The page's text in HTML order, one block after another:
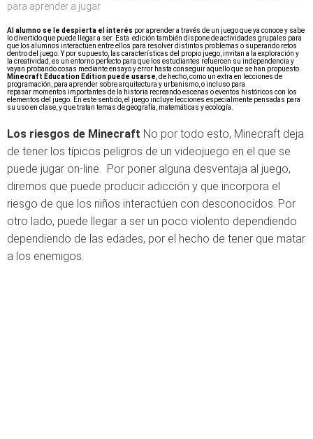
para aprender a jugar
Al alumno se le despierta el interés por aprender a través de un juego que ya conoce y sabe
lo divertido que puede llegar a ser. Esta edición también dispone de actividades grupales para
que los alumnos interactúen entre ellos para resolver distintos problemas o superando retos
dentro del juego. Y por supuesto, las características del propio juego, invitan a la exploración y
la creatividad, es un entorno perfecto para que los estudiantes refuercen su independencia y
vayan probando cosas mediante ensayo y error hasta conseguir aquello que se han propuesto.
Minecraft Education Edition puede usarse , de hecho, como un extra en lecciones de
programación, para aprender sobre arquitectura y urbanismo, o incluso para
repasar momentos importantes de la historia recreando escenas o eventos históricos con los
elementos del juego. En este sentido, el juego incluye lecciones especialmente pensadas para
su uso en clase, y que tratan temas de geografía, matemáticas y ecología.
Los riesgos de Minecraft No por todo esto, Minecraft deja
de tener los típicos peligros de un videojuego en el que se
puede jugar on-line. Por poner alguna desventaja al juego,
diremos que puede producir adicción y que incorpora el
riesgo de que los niños interactúen con desconocidos. Por
otro lado, puede llegar a ser un poco violento dependiendo
dependiendo de las edades, por el hecho de tener que matar
a los enemigos.